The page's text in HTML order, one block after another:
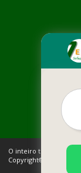
O inteiro teor deste
Copyright© SEVEN